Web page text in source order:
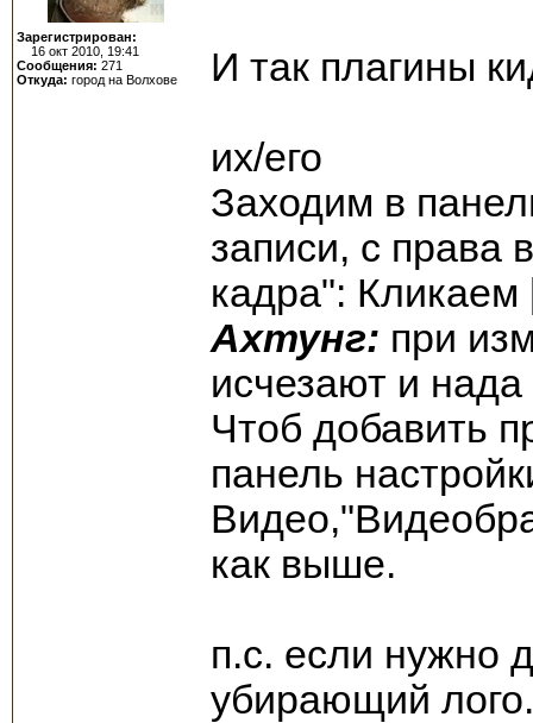
Зарегистрирован:
16 окт 2010, 19:41
Сообщения: 271
Откуда: город на Волхове
И так плагины
их/его
Заходим в
записи, с права
кадра":
Ахтунг: при
исчезают и
Чтоб добавить
панель
как выше.
п.с. если нужно
убирающий